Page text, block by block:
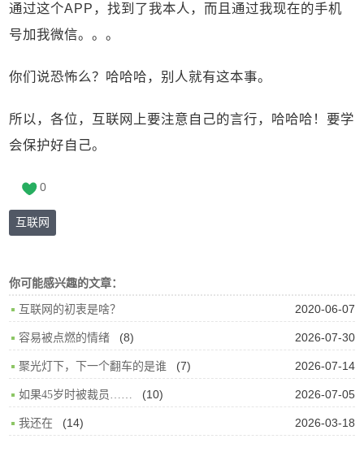
通过这个APP，找到了我本人，而且通过我现在的手机
号加我微信。。。
你们说恐怖么？哈哈哈，别人就有这本事。
所以，各位，互联网上要注意自己的言行，哈哈哈！要学
会保护好自己。
0
互联网
你可能感兴趣的文章：
2020-06-07
互联网的初衷是啥？
2026-07-30
容易被点燃的情绪 (8)
2026-07-14
聚光灯下，下一个翻车的是谁 (7)
2026-07-05
如果45岁时被裁员…… (10)
2026-03-18
我还在 (14)